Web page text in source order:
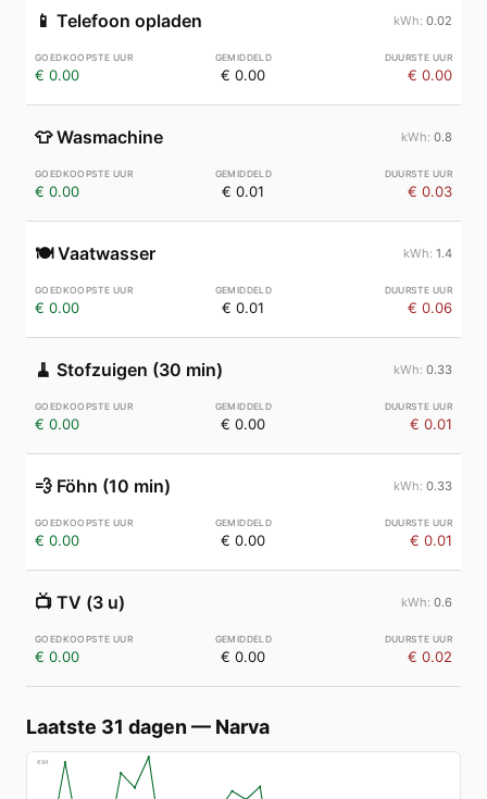
📱 Telefoon opladen 0.02
€ 0.00 € 0.00 € 0.00
👕 Wasmachine 0.8
€ 0.00 € 0.01 € 0.03
🍽️ Vaatwasser 1.4
€ 0.00 € 0.01 € 0.06
🧹 Stofzuigen (30 min) 0.33
€ 0.00 € 0.00 € 0.01
💨 Föhn (10 min) 0.33
€ 0.00 € 0.00 € 0.01
📺 TV (3 u) 0.6
€ 0.00 € 0.00 € 0.02
Laatste 31 dagen — Narva
€94